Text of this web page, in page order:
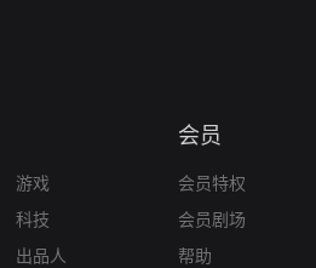
游戏
科技
出品人
会员
会员特权
会员剧场
帮助